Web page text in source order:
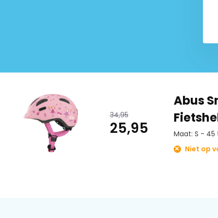
veiligheid van de helm. Naast dit is de helm ook zeer
De grootte is eenvoudig te verstellen door het zoom
de helm altijd comfortabel.
Specificaties
De helm heeft maar liefst 4 luchtinlaten en 4
34,95
25,95
Abus
Maat: S -
Niet op